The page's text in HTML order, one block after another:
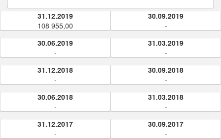
31.12.2019
108 955,00
30.09.2019
-
30.06.2019
-
31.03.2019
-
31.12.2018
-
30.09.2018
-
30.06.2018
-
31.03.2018
-
31.12.2017
-
30.09.2017
-